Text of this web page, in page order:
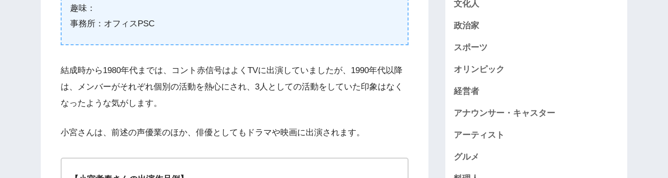
趣味：
事務所：オフィスPSC
結成時から1980年代までは、コント赤信号はよくTVに出演していましたが、1990年代以降
は、メンバーがそれぞれ個別の活動を熱心にされ、3人としての活動をしていた印象はなく
なったような気がします。
小宮さんは、前述の声優業のほか、俳優としてもドラマや映画に出演されます。
文化人
政治家
スポーツ
オリンピック
経営者
アナウンサー・キャスター
アーティスト
グルメ